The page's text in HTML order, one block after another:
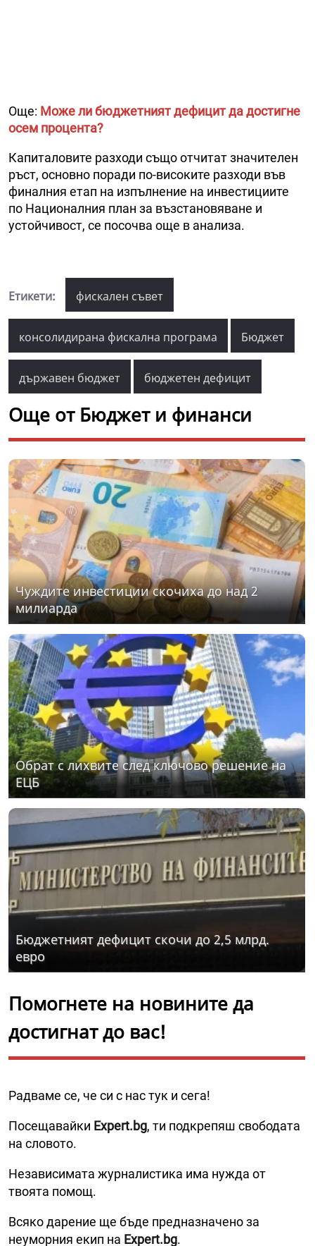
Още: Може ли бюджетният дефицит да достигне
осем процента?
Капиталовите разходи също отчитат значителен
ръст, основно поради по-високите разходи във
финалния етап на изпълнение на инвестициите
по Националния план за възстановяване и
устойчивост, се посочва още в анализа.
Етикети: фискален съвет
консолидирана фискална програма Бюджет
държавен бюджет бюджетен дефицит
Още от Бюджет и финанси
Чуждите инвестиции скочиха до над 2
милиарда
Обрат с лихвите след ключово решение на
ЕЦБ
Бюджетният дефицит скочи до 2,5 млрд.
евро
Помогнете на новините да
достигнат до вас!
Радваме се, че си с нас тук и сега!
Посещавайки Expert.bg, ти подкрепяш свободата
на словото.
Независимата журналистика има нужда от
твоята помощ.
Всяко дарение ще бъде предназначено за
неуморния екип на Expert.bg.